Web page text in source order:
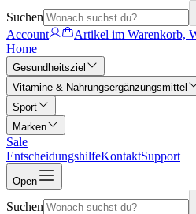
Suchen
Account
Artikel im Warenkorb,
Home
Gesundheitsziel
Vitamine & Nahrungsergänzungsmittel
Sport
Marken
Sale
EntscheidungshilfeKontaktSupport
Open
Suchen